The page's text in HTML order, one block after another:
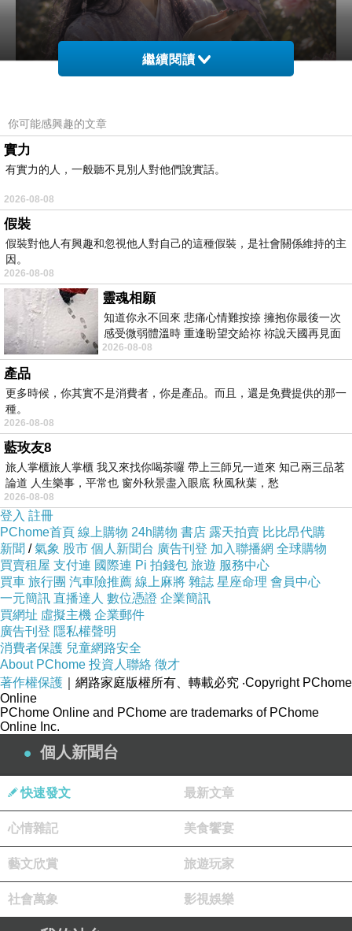
繼續閱讀
你可能感興趣的文章
實力
有實力的人，一般聽不見別人對他們說實話。
2026-08-08
假裝
假裝對他人有興趣和忽視他人對自己的這種假裝，是社會關係維持的主
因。
2026-08-08
靈魂相願
知道你永不回來 悲痛心情難按捺 擁抱你最後一次
感受微弱體溫時 重逢盼望交給祢 祢說天國再見面
此刻忍淚說別離 他日靈魂再
2026-08-08
產品
更多時候，你其實不是消費者，你是產品。而且，還是免費提供的那一
種。
2026-08-08
藍玫友8
旅人掌櫃旅人掌櫃 我又來找你喝茶囉 帶上三師兄一道來 知己兩三品茗
論道 人生樂事，平常也 窗外秋景盡入眼底 秋風秋葉，愁
2026-08-08
登入 註冊
PChome首頁 線上購物 24h購物 書店 露天拍賣 比比昂代購
新聞 /氣象 股市 個人新聞台 廣告刊登 加入聯播網 全球購物
買賣租屋 支付連 國際連 Pi 拍錢包 旅遊 服務中心
買車 旅行團 汽車險推薦 線上麻將 雜誌 星座命理 會員中心
一元簡訊 直播達人 數位憑證 企業簡訊
買網址 虛擬主機 企業郵件
廣告刊登 隱私權聲明
消費者保護 兒童網路安全
About PChome 投資人聯絡 徵才
著作權保護 ｜網路家庭版權所有、轉載必究 ‧Copyright PChome
Online
PChome Online and PChome are trademarks of PChome
Online Inc.
個人新聞台
快速發文 最新文章
心情雜記 美食饗宴
藝文欣賞 旅遊玩家
社會萬象 影視娛樂